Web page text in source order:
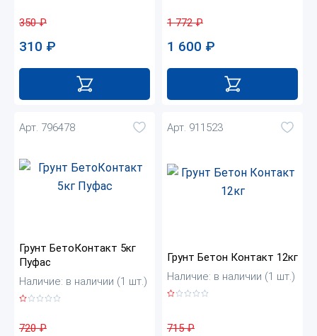
350₽
310 ₽
1 772₽
1 600 ₽
Арт. 796478
Грунт БетоКонтакт 5кг
Пуфас
Наличие: в наличии (1 шт.)
720₽
Арт. 911523
Грунт Бетон Контакт 12кг
Наличие: в наличии (1 шт.)
715₽